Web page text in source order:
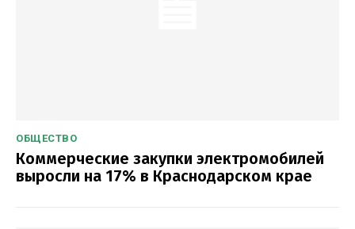
ОБЩЕСТВО
Коммерческие закупки электромобилей
выросли на 17% в Краснодарском крае